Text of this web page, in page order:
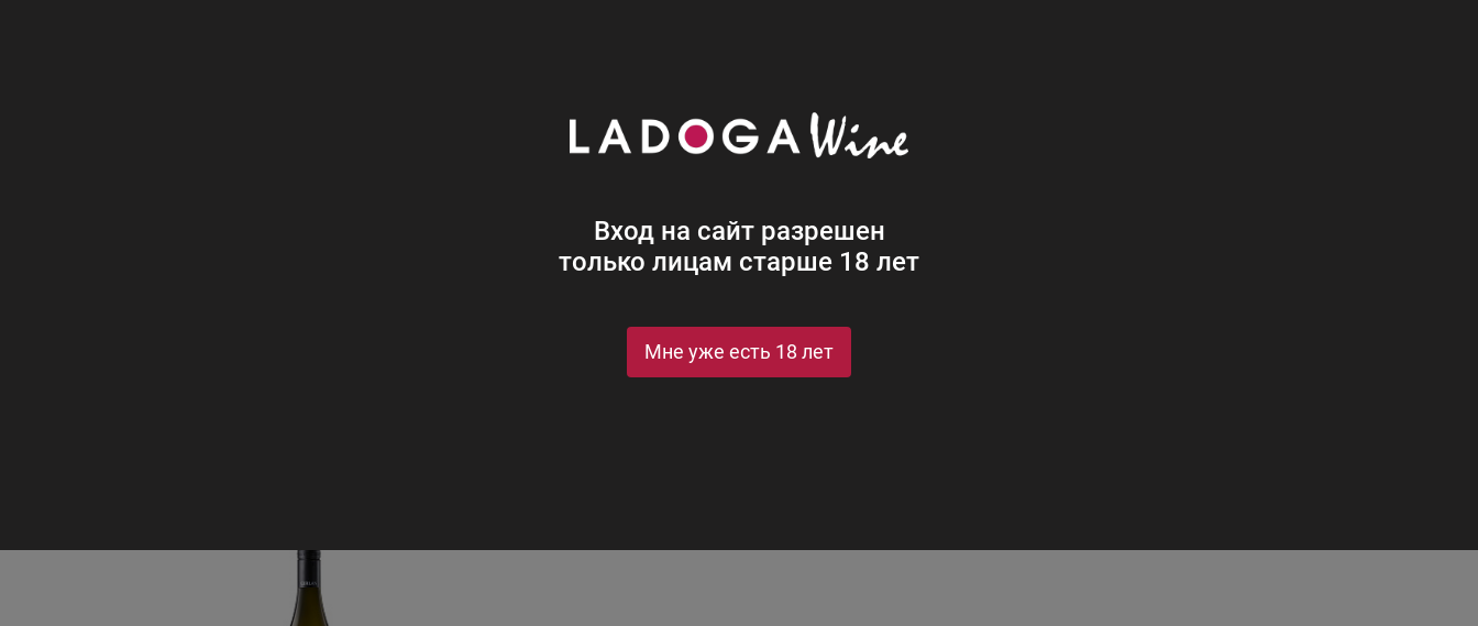
Вход на сайт разрешен
только лицам старше 18 лет
Мне уже есть 18 лет